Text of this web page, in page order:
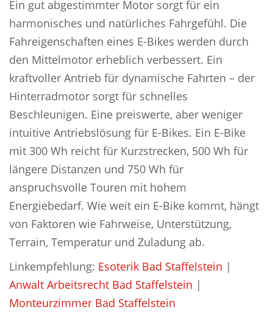
Ein gut abgestimmter Motor sorgt für ein
harmonisches und natürliches Fahrgefühl. Die
Fahreigenschaften eines E-Bikes werden durch
den Mittelmotor erheblich verbessert. Ein
kraftvoller Antrieb für dynamische Fahrten – der
Hinterradmotor sorgt für schnelles
Beschleunigen. Eine preiswerte, aber weniger
intuitive Antriebslösung für E-Bikes. Ein E-Bike
mit 300 Wh reicht für Kurzstrecken, 500 Wh für
längere Distanzen und 750 Wh für
anspruchsvolle Touren mit hohem
Energiebedarf. Wie weit ein E-Bike kommt, hängt
von Faktoren wie Fahrweise, Unterstützung,
Terrain, Temperatur und Zuladung ab.
Linkempfehlung: Esoterik Bad Staffelstein |
Anwalt Arbeitsrecht Bad Staffelstein |
Monteurzimmer Bad Staffelstein